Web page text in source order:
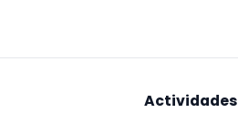
Actividades